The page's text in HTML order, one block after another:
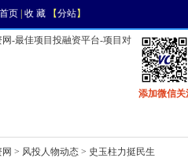
页 收 藏 【分站】
添加微信关
> 风投人物动态 > 史玉柱力挺民生